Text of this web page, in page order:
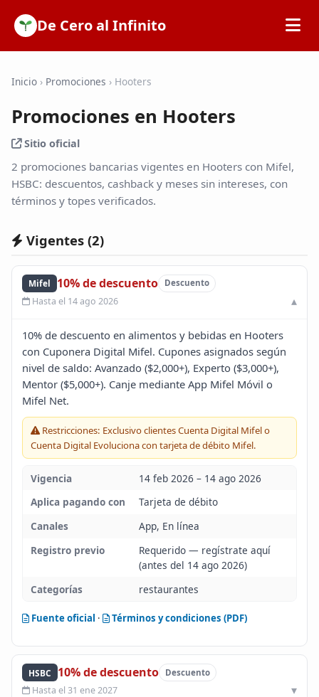
De Cero al Infinito
SOFIPOs
Calculadoras
Tarjetas de Crédito
Promociones
Blog
Infinito
Inicio › Promociones › Hooters
Promociones en Hooters
Sitio oficial
2 promociones bancarias vigentes en Hooters con Mifel,
HSBC: descuentos, cashback y meses sin intereses, con
términos y topes verificados.
Vigentes (2)
Mifel 10% de descuento Descuento
Hasta el 14 ago 2026
10% de descuento en alimentos y bebidas en Hooters
con Cuponera Digital Mifel. Cupones asignados según
nivel de saldo: Avanzado ($2,000+), Experto ($3,000+),
Mentor ($5,000+). Canje mediante App Mifel Móvil o
Mifel Net.
Restricciones: Exclusivo clientes Cuenta Digital Mifel o
Cuenta Digital Evoluciona con tarjeta de débito Mifel.
Vigencia
14 feb 2026 – 14 ago 2026
Aplica pagando con
Tarjeta de débito
Canales
App, En línea
Registro previo
Requerido — regístrate aquí
(antes del 14 ago 2026)
Categorías
restaurantes
Fuente oficial · Términos y condiciones (PDF)
HSBC 10% de descuento Descuento
Hasta el 31 ene 2027